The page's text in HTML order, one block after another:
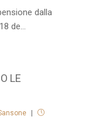
dalla
de...
LE